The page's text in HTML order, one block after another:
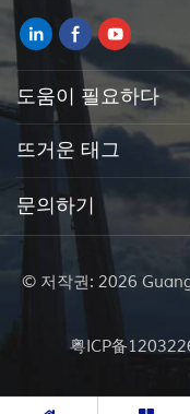
도움이 필요하다
뜨거운 태그
문의하기
© 저작권: 2026
粤ICP备